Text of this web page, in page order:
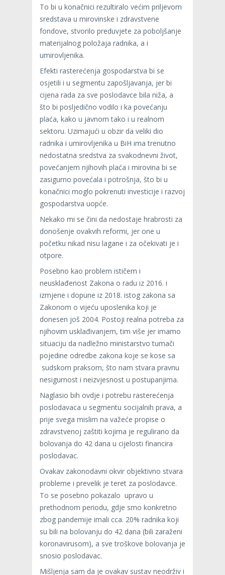
To bi u konačnici rezultiralo većim priljevom
sredstava u mirovinske i zdravstvene
fondove, stvorilo preduvjete za poboljšanje
materijalnog položaja radnika, a i
umirovljenika.
Efekti rasterećenja gospodarstva bi se
osjetili i u segmentu zapošljavanja, jer bi
cijena rada za sve poslodavce bila niža, a
što bi posljedično vodilo i ka povećanju
plaća, kako u javnom tako i u realnom
sektoru. Uzimajući u obzir da veliki dio
radnika i umirovljenika u BiH ima trenutno
nedostatna sredstva za svakodnevni život,
povećanjem njihovih plaća i mirovina bi se
zasigurno povećala i potrošnja, što bi u
konačnici moglo pokrenuti investicije i razvoj
gospodarstva uopće.
Nekako mi se čini da nedostaje hrabrosti za
donošenje ovakvih reformi, jer one u
početku nikad nisu lagane i za očekivati je i
otpore.
Posebno kao problem ističem i
neusklađenost Zakona o radu iz 2016. i
izmjene i dopune iz 2018. istog zakona sa
Zakonom o vijeću uposlenika koji je
donesen još 2004. Postoji realna potreba za
njihovim usklađivanjem, tim više jer imamo
situaciju da nadležno ministarstvo tumači
pojedine odredbe zakona koje se kose sa
sudskom praksom, što nam stvara pravnu
nesigurnost i neizvjesnost u postupanjima.
Naglasio bih ovdje i potrebu rasterećenja
poslodavaca u segmentu socijalnih prava, a
prije svega mislim na važeće propise o
zdravstvenoj zaštiti kojima je regulirano da
bolovanja do 42 dana u cijelosti financira
poslodavac.
Ovakav zakonodavni okvir objektivno stvara
probleme i prevelik je teret za poslodavce.
To se posebno pokazalo upravo u
prethodnom periodu, gdje smo konkretno
zbog pandemije imali cca. 20% radnika koji
su bili na bolovanju do 42 dana (bili zaraženi
koronavirusom), a sve troškove bolovanja je
snosio poslodavac.
Mišljenja sam da je ovakav sustav neodrživ i